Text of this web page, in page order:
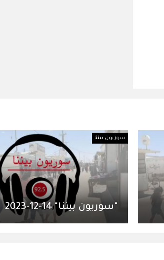
سوريون بيننا
"سوريون بيننا" 14-12-2023